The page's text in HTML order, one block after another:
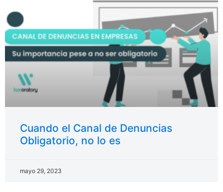
Cuando el Canal de Denuncias
Obligatorio, no lo es
mayo 29, 2023